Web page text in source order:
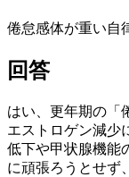
倦怠感体が重い自
回答
はい、 更年期の「
エストロゲン減少
低下や甲状腺機能
に頑張ろうとせず